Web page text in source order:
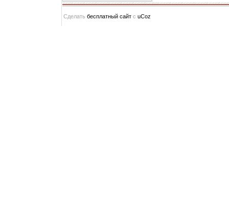
Сделать бесплатный сайт с uCoz